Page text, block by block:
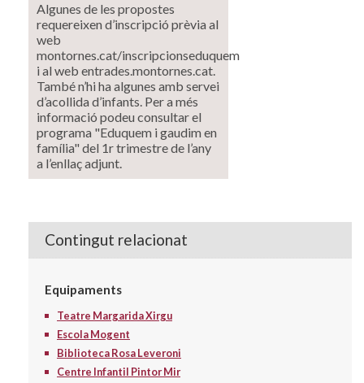
Algunes de les propostes
requereixen d’inscripció prèvia al
web
montornes.cat/inscripcionseduquem
i al web entrades.montornes.cat.
També n’hi ha algunes amb servei
d’acollida d’infants. Per a més
informació podeu consultar el
programa "Eduquem i gaudim en
família" del 1r trimestre de l’any
a l’enllaç adjunt.
Contingut relacionat
Equipaments
Teatre Margarida Xirgu
Escola Mogent
Biblioteca Rosa Leveroni
Centre Infantil Pintor Mir